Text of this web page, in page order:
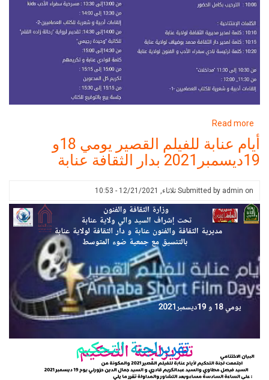
Read more
اليوم
العالمي
للغة
بدار
الثقافة
أيام عنابة للفيلم القصير يومي 18و
19ديسمبر2021 بدار الثقافة عنابة
Submitted by admin on ثلاثاء, 12/21/2021 - 10:53